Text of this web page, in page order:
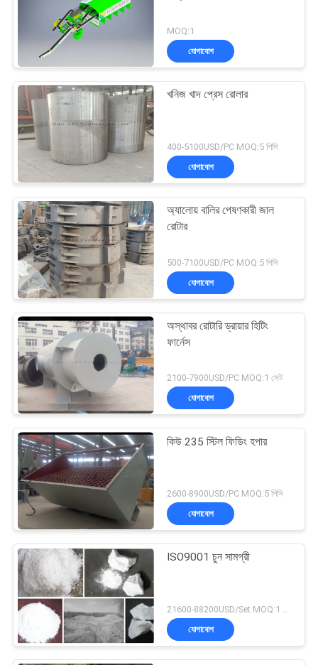
MOQ:1
যোগাযোগ
খনিজ খাদ প্রেস রোলার
400-5100USD/PC MOQ:5 পিসি
যোগাযোগ
অ্যালোয় বালির পেষণকারী জাল
রোটার
500-7100USD/PC MOQ:5 পিসি
যোগাযোগ
অস্থাবর রোটারি ড্রায়ার হিটিং
ফার্নেস
2100-7900USD/PC MOQ:1 সেট
যোগাযোগ
কিউ 235 স্টিল ফিডিং হপার
2600-8900USD/PC MOQ:5 পিসি
যোগাযোগ
ISO9001 চুন সামগ্রী
যোগাযোগ